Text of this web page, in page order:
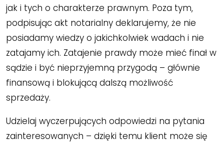
jak i tych o charakterze prawnym. Poza tym,
podpisując akt notarialny deklarujemy, że nie
posiadamy wiedzy o jakichkolwiek wadach i nie
zatajamy ich. Zatajenie prawdy może mieć finał w
sądzie i być nieprzyjemną przygodą – głównie
finansową i blokującą dalszą możliwość
sprzedaży.
Udzielaj wyczerpujących odpowiedzi na pytania
zainteresowanych – dzięki temu klient może się